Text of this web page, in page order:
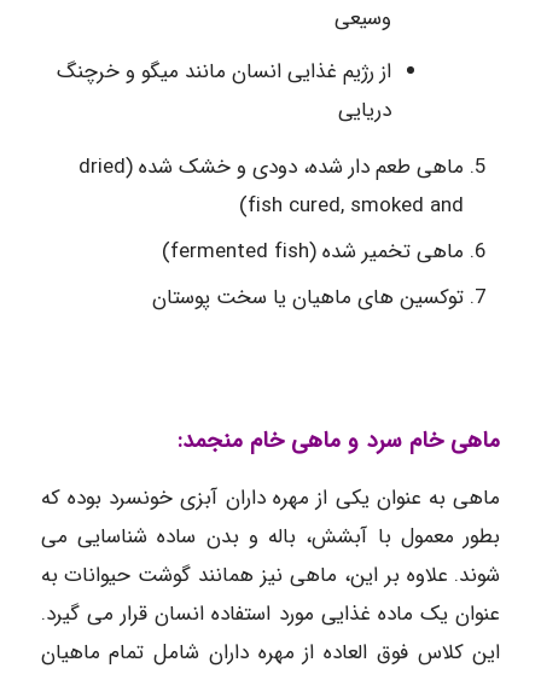
وسیعی
از رژیم غذایی انسان مانند میگو و خرچنگ
دریایی
ماهی طعم دار شده، دودی و خشک شده (dried
fish cured, smoked and)
ماهی تخمیر شده (fermented fish)
توکسین های ماهیان یا سخت پوستان
ماهی خام سرد و ماهی خام منجمد:
ماهی به عنوان یکی از مهره داران آبزی خونسرد بوده که
بطور معمول با آبشش، باله و بدن ساده شناسایی می
شوند. علاوه بر این، ماهی نیز همانند گوشت حیوانات به
عنوان یک ماده غذایی مورد استفاده انسان قرار می گیرد.
این کلاس فوق العاده از مهره داران شامل تمام ماهیان